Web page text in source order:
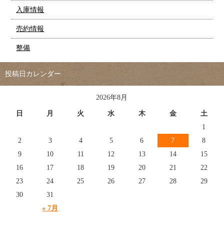
入庫情報
売約情報
整備
投稿日カレンダー
2026年8月
日 月 火 水 木 金 土
« 7月
1
2
3 4 5 6 7
8
9
10 11 12 13 14
15
16
17 18 19 20 21
22
23
24 25 26 27 28
29
30
31